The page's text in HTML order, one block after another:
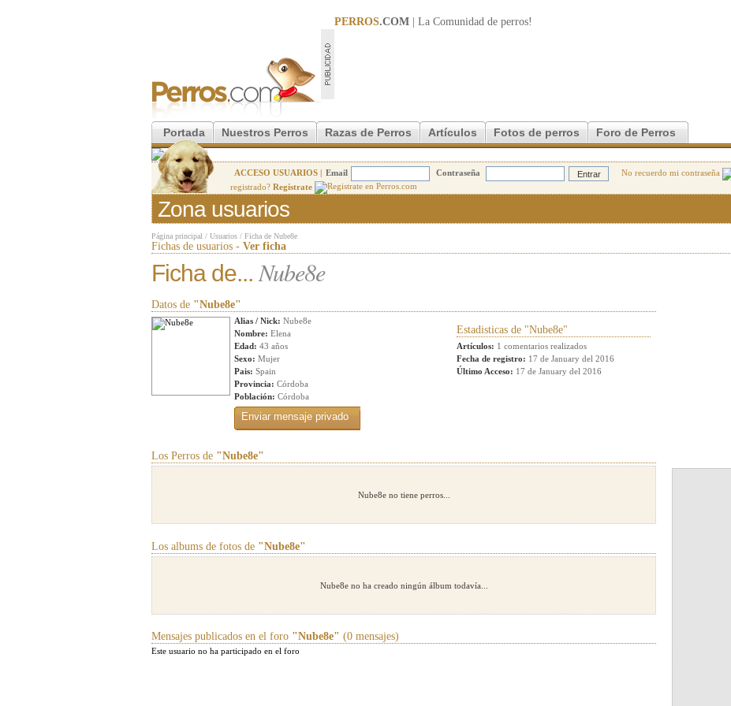
PERROS.COM | La Comunidad de perros!
Portada Nuestros Perros Razas de Perros Artículos Fotos de perros Foro de Perros
ACCESO USUARIOS | Email Contraseña No recuerdo mi contraseña
registrado? Regístrate
Zona usuarios
Página principal / Usuarios / Ficha de Nube8e
Fichas de usuarios - Ver ficha
Ficha de... Nube8e
Datos de "Nube8e"
Alias / Nick: Nube8e
Nombre: Elena
Edad: 43 años
Sexo: Mujer
Pais: Spain
Provincia: Córdoba
Población: Córdoba
Estadisticas de "Nube8e"
Artículos: 1 comentarios realizados
Fecha de registro: 17 de January del 2016
Último Acceso: 17 de January del 2016
Los Perros de "Nube8e"
Nube8e no tiene perros...
Los albums de fotos de "Nube8e"
Nube8e no ha creado ningún álbum todavía...
Mensajes publicados en el foro "Nube8e" (0 mensajes)
Este usuario no ha participado en el foro